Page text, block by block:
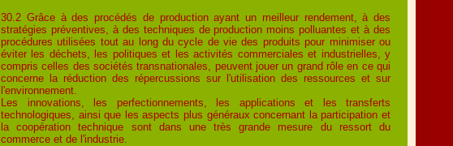
30.2 Grâce à des procédés de production ayant un meilleur rendement, à des
stratégies préventives, à des techniques de production moins polluantes et à des
procédures utilisées tout au long du cycle de vie des produits pour minimiser ou
éviter les déchets, les politiques et les activités commerciales et industrielles, y
compris celles des sociétés transnationales, peuvent jouer un grand rôle en ce qui
concerne la réduction des répercussions sur l'utilisation des ressources et sur
l'environnement.
Les innovations, les perfectionnements, les applications et les transferts
technologiques, ainsi que les aspects plus généraux concernant la participation et
la coopération technique sont dans une très grande mesure du ressort du
commerce et de l'industrie.